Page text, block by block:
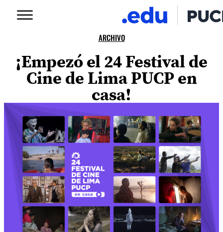
ARCHIVO
¡Empezó el 24 Festival de
Cine de Lima PUCP en
casa!